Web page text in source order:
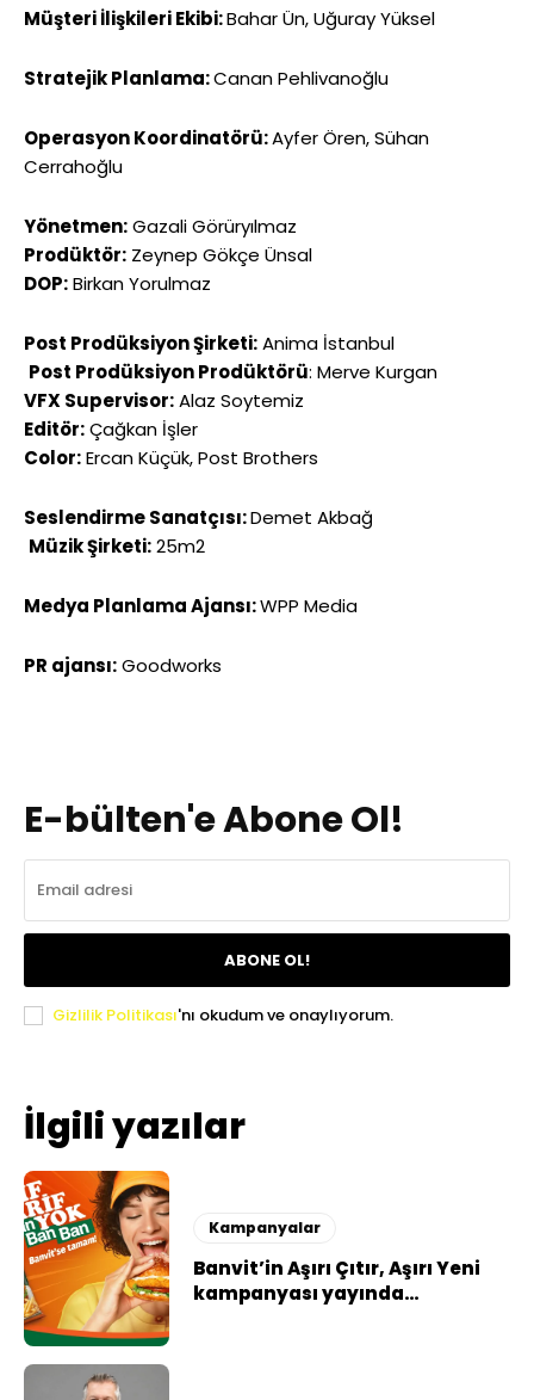
Müşteri İlişkileri Ekibi:Bahar Ün, Uğuray Yüksel
Stratejik Planlama:Canan Pehlivanoğlu
Operasyon Koordinatörü:Ayfer Ören, Sühan
Cerrahoğlu
Yönetmen:Gazali Görüryılmaz
Prodüktör: Zeynep Gökçe Ünsal
DOP:Birkan Yorulmaz
Post Prodüksiyon Şirketi:Anima İstanbul
Post Prodüksiyon Prodüktörü: Merve Kurgan
VFX Supervisor:Alaz Soytemiz
Editör:Çağkan İşler
Color:Ercan Küçük, Post Brothers
Seslendirme Sanatçısı:Demet Akbağ
Müzik Şirketi:25m2
Medya Planlama Ajansı:WPP Media
PR ajansı:Goodworks
E-bülten'e Abone Ol!
ABONE OL!
Gizlilik Politikası'nı okudum ve onaylıyorum.
İlgili yazılar
Kampanyalar
Banvit’in Aşırı Çıtır, Aşırı Yeni
kampanyası yayında…